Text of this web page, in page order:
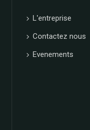
L'entreprise
Contactez nous
Evenements